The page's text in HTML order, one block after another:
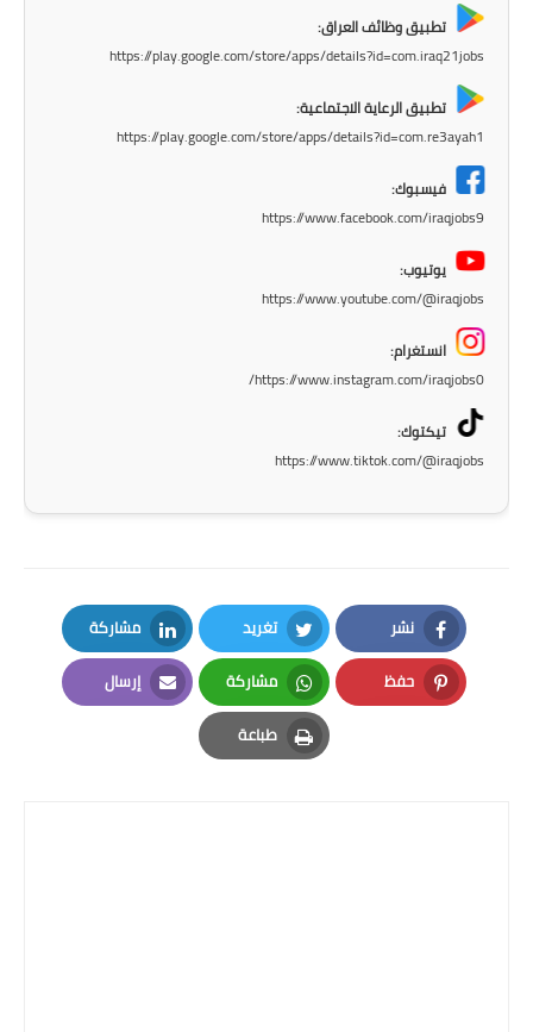
المرحلة الاعدادية
العامة
تطبيق وظائف العراق:
https://play.google.com/store/apps/details?id=com.iraq21jobs
تطبيق الرعاية الاجتماعية:
https://play.google.com/store/apps/details?id=com.re3ayah1
فيسبوك:
https://www.facebook.com/iraqjobs9
يوتيوب:
https://www.youtube.com/@iraqjobs
انستغرام:
https://www.instagram.com/iraqjobs0/
تيكتوك:
https://www.tiktok.com/@iraqjobs
نشر
Facebook
تغريد
Twitter
مشاركة
LinkedIn
حفظ
Pinterest
مشاركة
Whatsapp
إرسال
Email
طباعة
Print